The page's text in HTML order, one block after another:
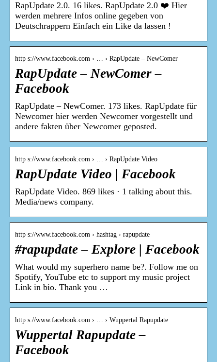
RapUpdate 2.0. 16 likes. RapUpdate 2.0 ❤️ Hier
werden mehrere Infos online gegeben von
Deutschrappern Einfach ein Like da lassen !
http s://www.facebook.com › … › RapUpdate – NewComer
RapUpdate – NewComer –
Facebook
RapUpdate – NewComer. 173 likes. RapUpdate für
Newcomer hier werden Newcomer vorgestellt und
andere fakten über Newcomer geposted.
http s://www.facebook.com › … › RapUpdate Video
RapUpdate Video | Facebook
RapUpdate Video. 869 likes · 1 talking about this.
Media/news company.
http s://www.facebook.com › hashtag › rapupdate
‪#‎rapupdate‬ – Explore | Facebook
What would my superhero name be?. Follow me on
Spotify, YouTube etc to support my music project
Link in bio. Thank you …
http s://www.facebook.com › … › Wuppertal Rapupdate
Wuppertal Rapupdate –
Facebook